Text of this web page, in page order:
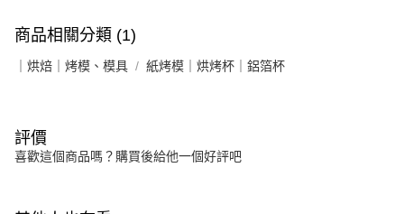
商品相關分類 (1)
｜烘焙｜烤模、模具 紙烤模｜烘烤杯｜鋁箔杯
評價
喜歡這個商品嗎？購買後給他一個好評吧